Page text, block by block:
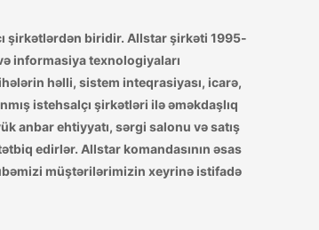
şirkətlərdən biridir. Allstar şirkəti 1995-
informasiya texnologiyaları
həlli, sistem inteqrasiyası, icarə,
istehsalçı şirkətləri ilə əməkdaşlıq
anbar ehtiyyatı, sərgi salonu və satış
edirlər. Allstar komandasının əsas
müştərilərimizin xeyrinə istifadə